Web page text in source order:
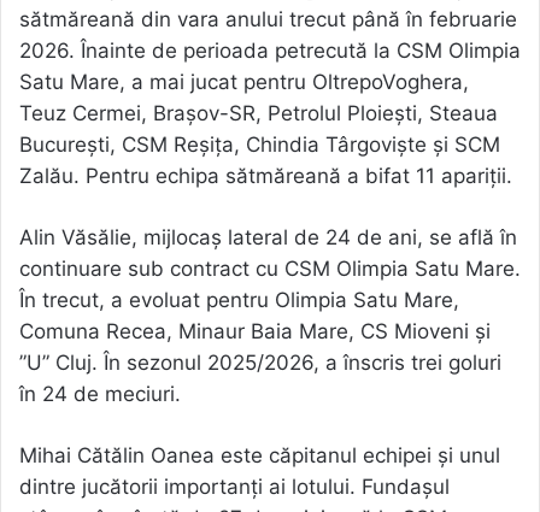
sătmăreană din vara anului trecut până în februarie
2026. Înainte de perioada petrecută la CSM Olimpia
Satu Mare, a mai jucat pentru OltrepoVoghera,
Teuz Cermei, Brașov-SR, Petrolul Ploiești, Steaua
București, CSM Reșița, Chindia Târgoviște și SCM
Zalău. Pentru echipa sătmăreană a bifat 11 apariții.
Alin Văsălie, mijlocaș lateral de 24 de ani, se află în
continuare sub contract cu CSM Olimpia Satu Mare.
În trecut, a evoluat pentru Olimpia Satu Mare,
Comuna Recea, Minaur Baia Mare, CS Mioveni și
”U” Cluj. În sezonul 2025/2026, a înscris trei goluri
în 24 de meciuri.
Mihai Cătălin Oanea este căpitanul echipei și unul
dintre jucătorii importanți ai lotului. Fundașul